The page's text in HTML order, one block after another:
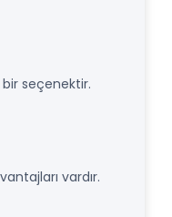
seçenektir.
vardır.